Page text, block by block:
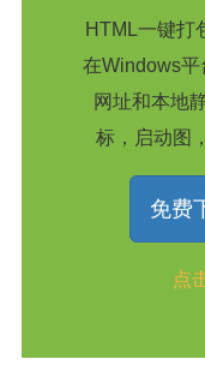
HTML一键打
在Windows
网址和本地
标，启动图
免费
点